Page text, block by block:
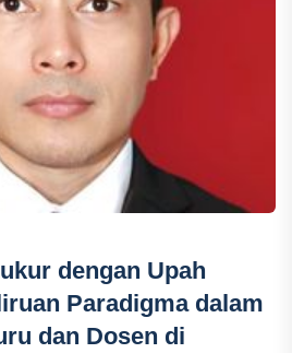
dengan Upah
Paradigma dalam
dan Dosen di